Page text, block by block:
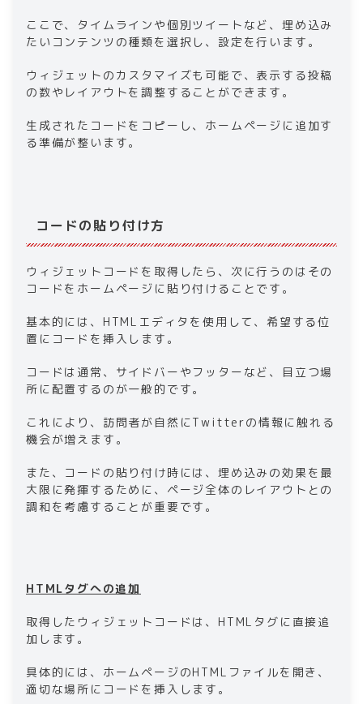
ここで、タイムラインや個別ツイートなど、埋め込み
たいコンテンツの種類を選択し、設定を行います。
ウィジェットのカスタマイズも可能で、表示する投稿
の数やレイアウトを調整することができます。
生成されたコードをコピーし、ホームページに追加す
る準備が整います。
コードの貼り付け方
ウィジェットコードを取得したら、次に行うのはその
コードをホームページに貼り付けることです。
基本的には、HTMLエディタを使用して、希望する位
置にコードを挿入します。
コードは通常、サイドバーやフッターなど、目立つ場
所に配置するのが一般的です。
これにより、訪問者が自然にTwitterの情報に触れる
機会が増えます。
また、コードの貼り付け時には、埋め込みの効果を最
大限に発揮するために、ページ全体のレイアウトとの
調和を考慮することが重要です。
HTMLタグへの追加
取得したウィジェットコードは、HTMLタグに直接追
加します。
具体的には、ホームページのHTMLファイルを開き、
適切な場所にコードを挿入します。